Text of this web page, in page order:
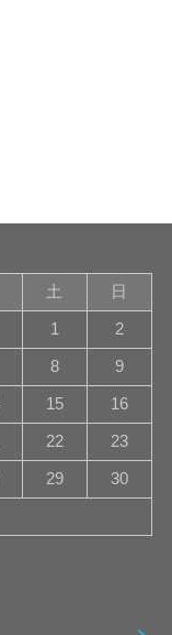
土 日
1 2
8 9
15 16
22 23
29 30